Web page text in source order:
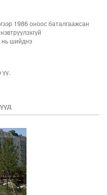
1986 оноос баталгаажсан
нь шийднэ
үү.